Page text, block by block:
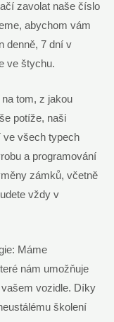
zavolat naše číslo
abychom vám
denně, 7 dní v
ve štychu.
tom, z jakou
potíže, naši
všech typech
a programování
zámků, včetně
vždy v
Máme
nám umožňuje
vozidle. Díky
školení